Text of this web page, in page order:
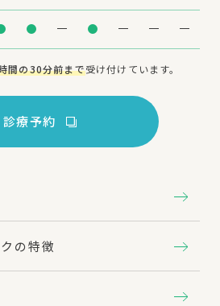
間の30分前まで受け付けています。
診療予約
の特徴